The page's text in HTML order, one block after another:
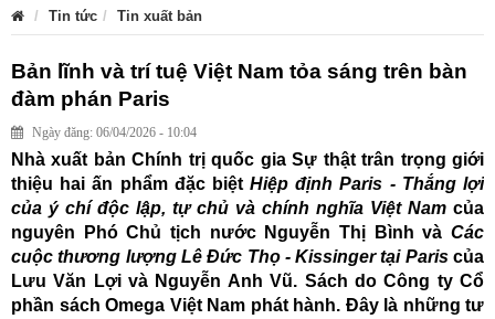
Tin tức Tin xuất bản
Bản lĩnh và trí tuệ Việt Nam tỏa sáng trên bàn
đàm phán Paris
Ngày đăng: 06/04/2026 - 10:04
Nhà xuất bản Chính trị quốc gia Sự thật trân trọng giới
thiệu hai ấn phẩm đặc biệtHiệp định Paris - Thắng lợi
của ý chí độc lập, tự chủ và chính nghĩa Việt Nam của
nguyên Phó Chủ tịch nước Nguyễn Thị Bình và Các
cuộc thương lượng Lê Đức Thọ - Kissinger tại Pariscủa
Lưu Văn Lợi và Nguyễn Anh Vũ. Sách do Công ty Cổ
phần sách Omega Việt Nam phát hành. Đây là những tư